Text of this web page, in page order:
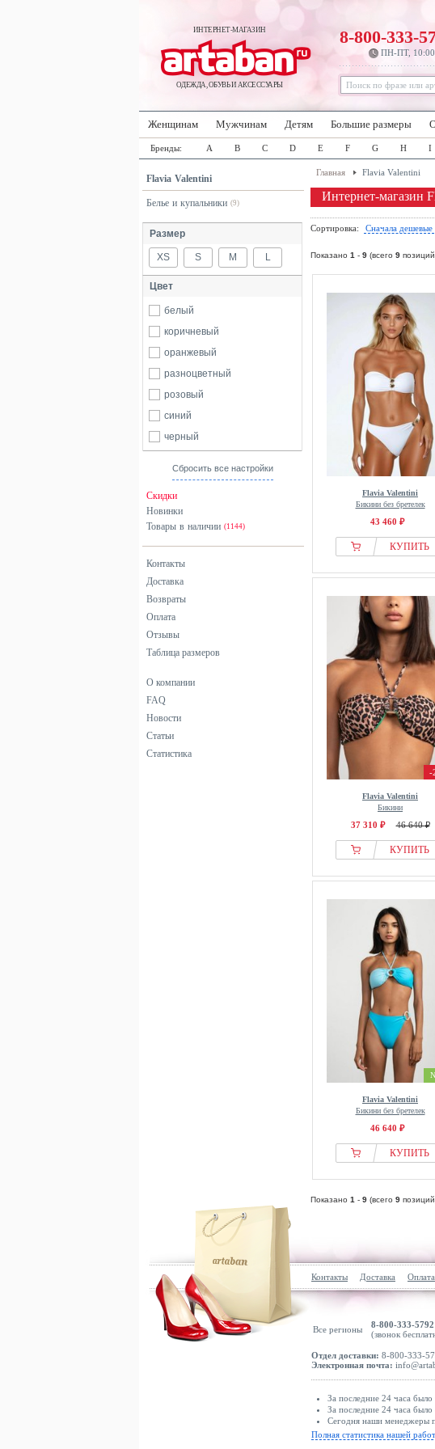
ИНТЕРНЕТ-МАГАЗИН
ОДЕЖДА, ОБУВЬ И АКСЕССУАРЫ
8-800-333-
ПН-ПТ,
Женщинам Мужчинам Детям Большие размеры
Бренды: A B C D E F G H I
Flavia Valentini
Белье и купальники (9)
Размер
XS S M L
Цвет
белый
коричневый
оранжевый
разноцветный
розовый
синий
черный
Сбросить все настройки
Скидки
Новинки
Товары в наличии (1144)
Контакты
Доставка
Возвраты
Оплата
Отзывы
Таблица размеров
О компании
FAQ
Новости
Статьи
Статистика
Главная Flavia Valentini
Интернет-магазин
Сортировка: Сначала дешевые
Показано 1 - 9 (всего 9
Flavia Valentini
Бикини без бретелек
43 460 ₽
КУПИТЬ
-
Flavia Valentini
Бикини
37 310 ₽ 46 640 ₽
КУПИТЬ
Flavia Valentini
Бикини без бретелек
46 640 ₽
КУПИТЬ
Показано 1 - 9 (всего 9
Контакты Доставка Оплата
Все регионы
8-800-333-5792
(звонок
Отдел доставки: 8-800-333-
Электронная почта:
За последние 24 часа было
За последние 24 часа
Сегодня наши менеджеры
Полная статистика нашей